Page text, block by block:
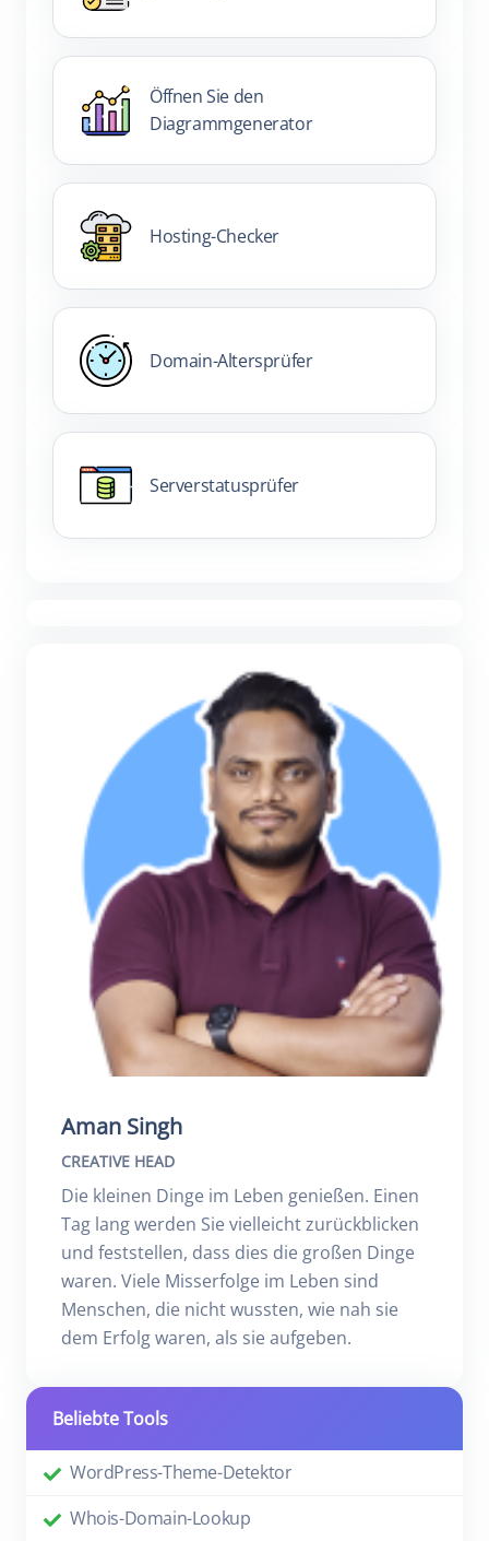
Öffnen Sie den
Diagrammgenerator
Hosting-Checker
Domain-Altersprüfer
Serverstatusprüfer
Aman Singh
CREATIVE HEAD
Die kleinen Dinge im Leben genießen. Einen
Tag lang werden Sie vielleicht zurückblicken
und feststellen, dass dies die großen Dinge
waren. Viele Misserfolge im Leben sind
Menschen, die nicht wussten, wie nah sie
dem Erfolg waren, als sie aufgeben.
Beliebte Tools
WordPress-Theme-Detektor
Whois-Domain-Lookup